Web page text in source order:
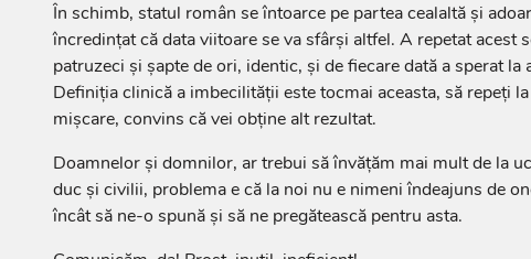
În schimb, statul român se întoarce pe partea cealaltă și
încredințat că data viitoare se va sfârși altfel. A repetat acest
patruzeci și șapte de ori, identic, și de fiecare dată a sperat la
Definiția clinică a imbecilității este tocmai aceasta, să repeți
mișcare, convins că vei obține alt rezultat.
Doamnelor și domnilor, ar trebui să învățăm mai mult de la
duc și civilii, problema e că la noi nu e nimeni îndeajuns de
încât să ne-o spună și să ne pregătească pentru asta.